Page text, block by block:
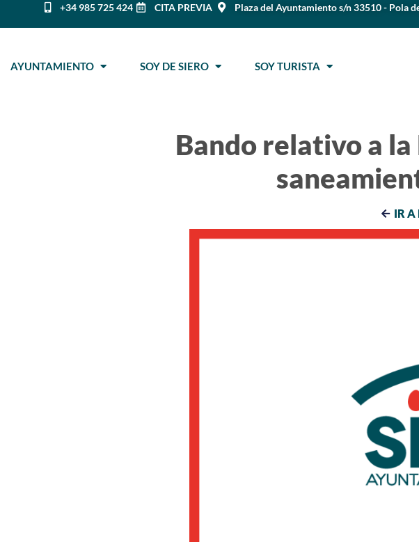
+34 985 725 424 CITA PREVIA Plaza del Ayuntamiento s/n 33510 - Pola
AYUNTAMIENTO SOY DE SIERO SOY TURISTA
Bando relativo a la
IR A